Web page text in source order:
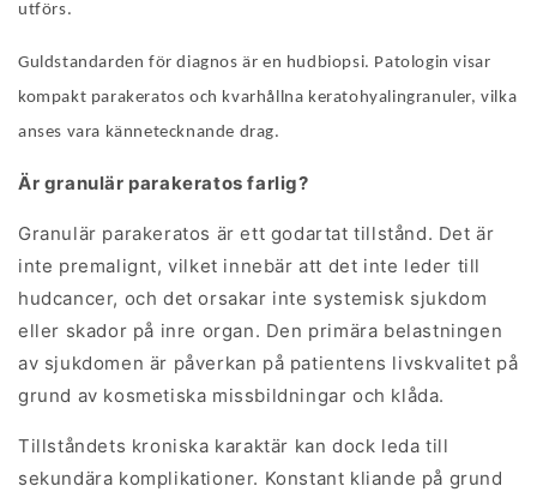
utförs.
Guldstandarden för diagnos är en hudbiopsi. Patologin visar
kompakt parakeratos och kvarhållna keratohyalingranuler, vilka
anses vara kännetecknande drag.
Är granulär parakeratos farlig?
Granulär parakeratos är ett godartat tillstånd. Det är
inte premalignt, vilket innebär att det inte leder till
hudcancer, och det orsakar inte systemisk sjukdom
eller skador på inre organ. Den primära belastningen
av sjukdomen är påverkan på patientens livskvalitet på
grund av kosmetiska missbildningar och klåda.
Tillståndets kroniska karaktär kan dock leda till
sekundära komplikationer. Konstant kliande på grund